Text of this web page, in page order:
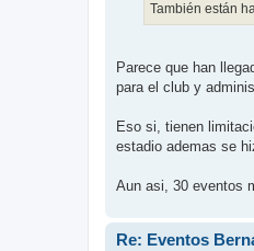
También están
Parece que han
para el club y
Eso si, tienen
estadio ademas se
Aun asi, 30 eventos
Re: Eventos